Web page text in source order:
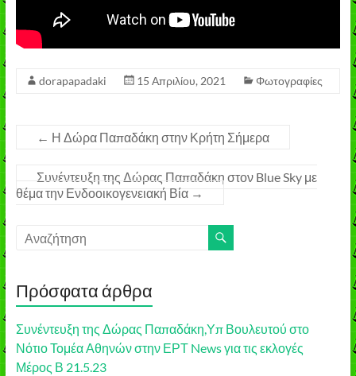
dorapapadaki 15 Απριλίου, 2021 Φωτογραφίες
← Η Δώρα Παπαδάκη στην Κρήτη Σήμερα
Συνέντευξη της Δώρας Παπαδάκη στον Blue Sky με
θέμα την Ενδοοικογενειακή Βία →
Πρόσφατα άρθρα
Συνέντευξη της Δώρας Παπαδάκη,Υπ Βουλευτού στο
Νότιο Τομέα Αθηνών στην ΕΡΤ News για τις εκλογές
Μέρος Β 21.5.23